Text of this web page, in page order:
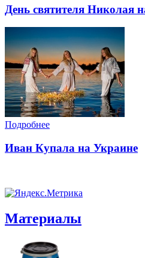
День святителя Николая
Подробнее
Иван Купала на Украине
Материалы